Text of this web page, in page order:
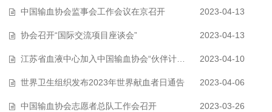
中国输血协会监事会工作会议在京召开 2023-04-13
协会召开“国际交流项目座谈会” 2023-04-13
江苏省血液中心加入中国输血协会“伙伴计划” 2023-04-10
世界卫生组织发布2023年世界献血者日通告 2023-04-06
中国输血协会志愿者总队工作会召开 2023-03-26